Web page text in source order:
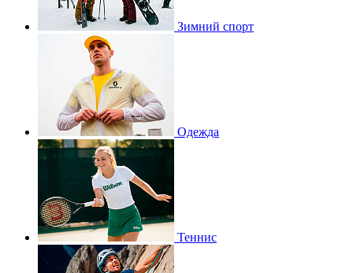
Зимний спорт
Одежда
Теннис